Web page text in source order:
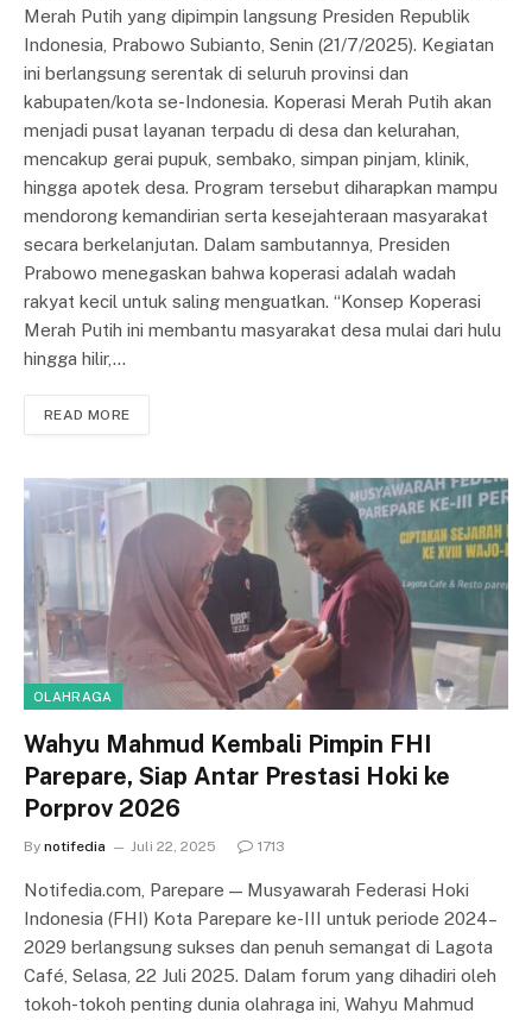
Merah Putih yang dipimpin langsung Presiden Republik
Indonesia, Prabowo Subianto, Senin (21/7/2025). Kegiatan
ini berlangsung serentak di seluruh provinsi dan
kabupaten/kota se-Indonesia. Koperasi Merah Putih akan
menjadi pusat layanan terpadu di desa dan kelurahan,
mencakup gerai pupuk, sembako, simpan pinjam, klinik,
hingga apotek desa. Program tersebut diharapkan mampu
mendorong kemandirian serta kesejahteraan masyarakat
secara berkelanjutan. Dalam sambutannya, Presiden
Prabowo menegaskan bahwa koperasi adalah wadah
rakyat kecil untuk saling menguatkan. “Konsep Koperasi
Merah Putih ini membantu masyarakat desa mulai dari hulu
hingga hilir,…
READ MORE
OLAHRAGA
Wahyu Mahmud Kembali Pimpin FHI
Parepare, Siap Antar Prestasi Hoki ke
Porprov 2026
By notifedia Juli 22, 2025 1713
Notifedia.com, Parepare — Musyawarah Federasi Hoki
Indonesia (FHI) Kota Parepare ke-III untuk periode 2024–
2029 berlangsung sukses dan penuh semangat di Lagota
Café, Selasa, 22 Juli 2025. Dalam forum yang dihadiri oleh
tokoh-tokoh penting dunia olahraga ini, Wahyu Mahmud